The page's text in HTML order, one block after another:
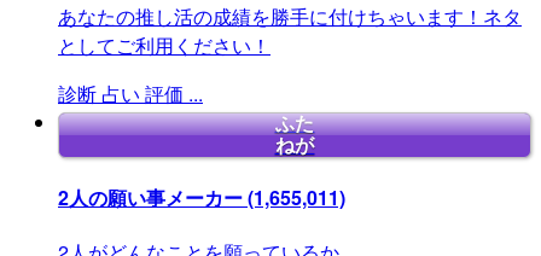
あなたの推し活の成績を勝手に付けちゃいます！ネタ
としてご利用ください！
診断 占い 評価 ...
ふた
ねが
2人の願い事メーカー(1,655,011)